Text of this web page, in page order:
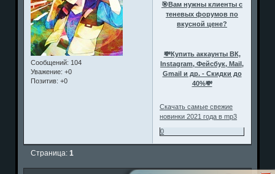
Сообщений: 104
Уважение: +0
Позитив: +0
🎯Вам нужны клиенты с
теневых форумов по
вкусной цене?
💸Купить аккаунты ВК,
Instagram, Фейсбук, Mail,
Gmail и др. - Скидки до
40%💸
Скачать самые свежие
новинки 2021 года в mp3
0
Страница:1